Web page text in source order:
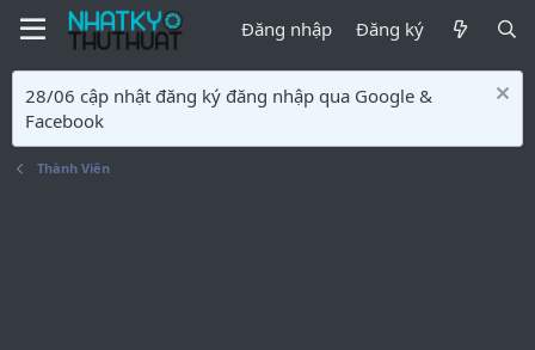
Đăng nhập Đăng ký
28/06 cập nhật đăng ký đăng nhập qua Google &
Facebook
Thành Viên